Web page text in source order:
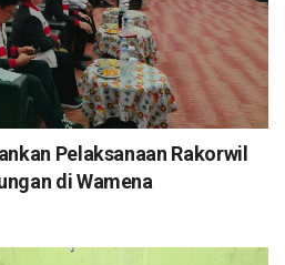
Pelaksanaan Rakorwil
di Wamena